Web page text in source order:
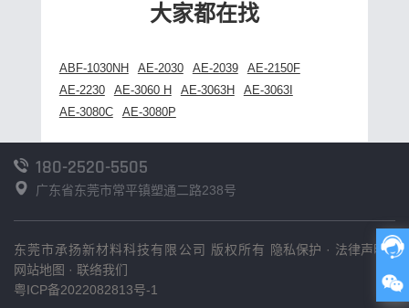
大家都在找
ABF-1030NH AE-2030 AE-2039
AE-2150F
AE-2230
AE-3060 H AE-3063H
AE-3063I
AE-3080C
AE-3080P
180-2520-5505
广东省东莞市常平镇塑通二路238号
东莞市承扬新材料科技有限公司 版权所有 隐私保护 · 法律声明·
网站地图 · 联络我们
粤ICP备2022082813号-1